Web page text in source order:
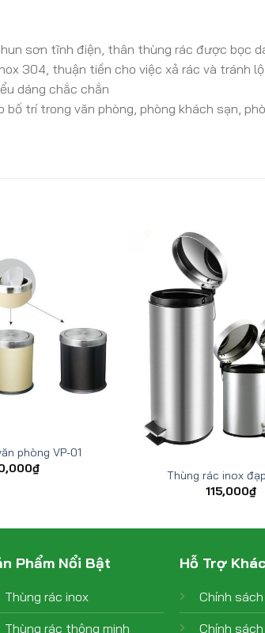
sơn tĩnh điện, thân thùng rác được bọc
304, thuận tiền cho việc xả rác và tránh lộ
dáng chắc chắn
bố trí trong văn phòng, phòng khách sạn,
phòng VP-01
₫
Thùng rác inox
115,000₫
Phẩm Nổi Bật
Thùng rác inox
Thùng rác thông minh
Hỗ Trợ
Chính
Chính